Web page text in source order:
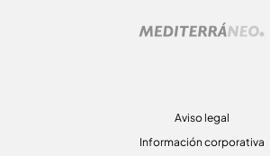
Aviso legal
Información corporativa